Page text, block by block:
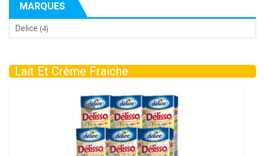
MARQUES
Delice (4)
Lait Et Crème Fraiche